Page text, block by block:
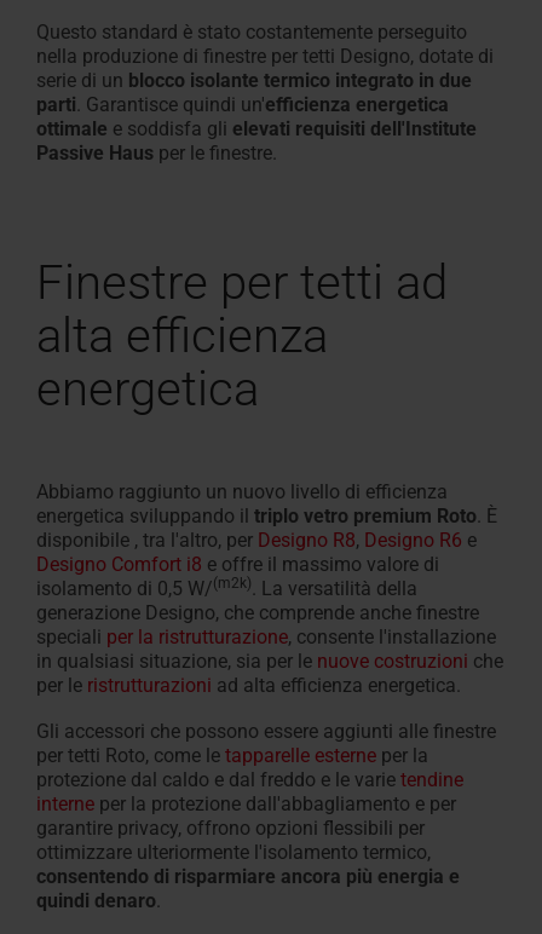
Questo standard è stato costantemente perseguito
nella produzione di finestre per tetti Designo, dotate di
serie di un blocco isolante termico integrato in due
parti. Garantisce quindi un'efficienza energetica
ottimale e soddisfa gli elevati requisiti dell'Institute
Passive Haus per le finestre.
Finestre per tetti ad
alta efficienza
energetica
Abbiamo raggiunto un nuovo livello di efficienza
energetica sviluppando il triplo vetro premium Roto. È
disponibile , tra l'altro, per Designo R8, Designo R6 e
Designo Comfort i8 e offre il massimo valore di
isolamento di 0,5 W/(m2k). La versatilità della
generazione Designo, che comprende anche finestre
speciali per la ristrutturazione, consente l'installazione
in qualsiasi situazione, sia per le nuove costruzioni che
per le ristrutturazioni ad alta efficienza energetica.
Gli accessori che possono essere aggiunti alle finestre
per tetti Roto, come le tapparelle esterne per la
protezione dal caldo e dal freddo e le varie tendine
interne per la protezione dall'abbagliamento e per
garantire privacy, offrono opzioni flessibili per
ottimizzare ulteriormente l'isolamento termico,
consentendo di risparmiare ancora più energia e
quindi denaro.